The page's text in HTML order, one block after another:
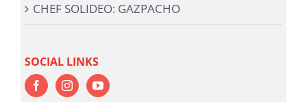
CHEF SOLIDEO: GAZPACHO
SOCIAL LINKS